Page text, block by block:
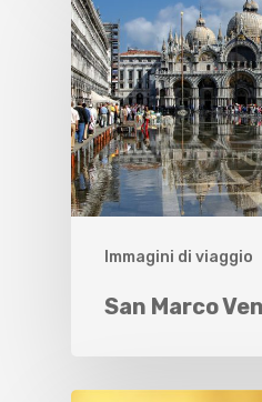
Immagini di viaggio
San Marco